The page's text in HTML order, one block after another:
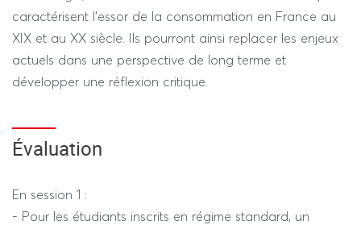
caractérisent l'essor de la consommation en France au
XIX et au XX siècle. Ils pourront ainsi replacer les enjeux
actuels dans une perspective de long terme et
développer une réflexion critique.
Évaluation
En session 1 :
- Pour les étudiants inscrits en régime standard, un